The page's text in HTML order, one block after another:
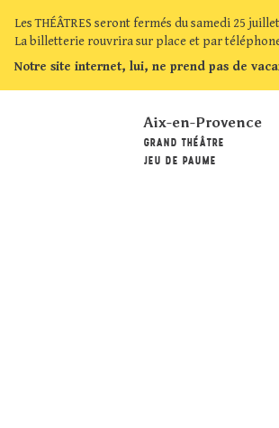
Les THÉÂTRES seront fermés du samedi 25
La billetterie rouvrira sur place et par
Notre site internet, lui, ne prend pas de
Aix-en-Provence
GRAND THÉÂTRE
JEU DE PAUME